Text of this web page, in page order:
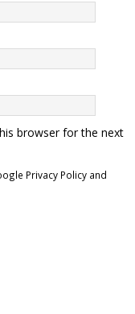
browser for the next
Privacy Policy and